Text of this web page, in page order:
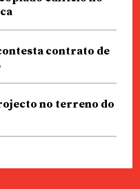
contrato de
no terreno do